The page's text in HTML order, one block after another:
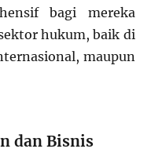
bagi mereka
hukum, baik di
maupun
dan Bisnis